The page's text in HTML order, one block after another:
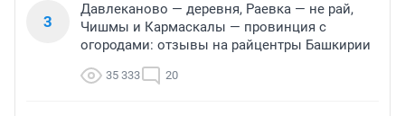
3
Давлеканово — деревня, Раевка — не рай,
Чишмы и Кармаскалы — провинция с
огородами: отзывы на райцентры Башкирии
35 333 20